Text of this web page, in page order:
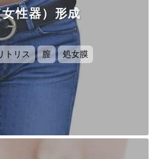
性器）形成
トリス 膣
処女膜